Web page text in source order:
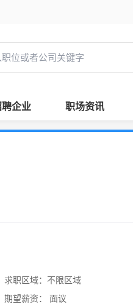
聘企业 职场资讯
求职区域： 不限区域
期望薪资：
面议